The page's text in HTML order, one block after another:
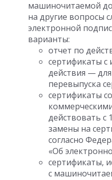
машиночитаемой
на другие вопросы
электронной
варианты:
отчет по
сертификаты
действия —
перевыпуска
сертификаты
действовать с
замены на
согласно
«Об
сертификаты,
с